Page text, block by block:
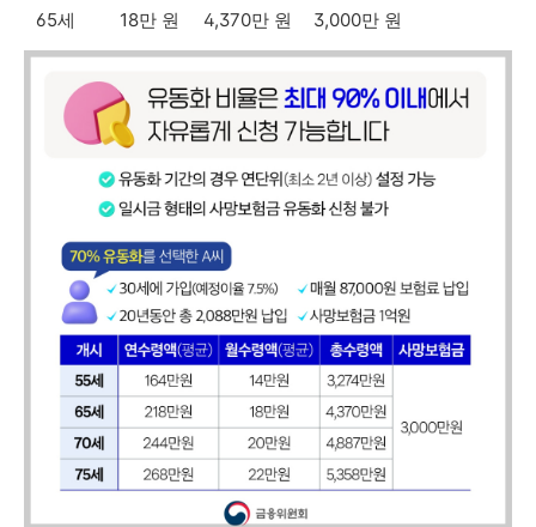
65세
18만 원 4,370만 원 3,000만 원